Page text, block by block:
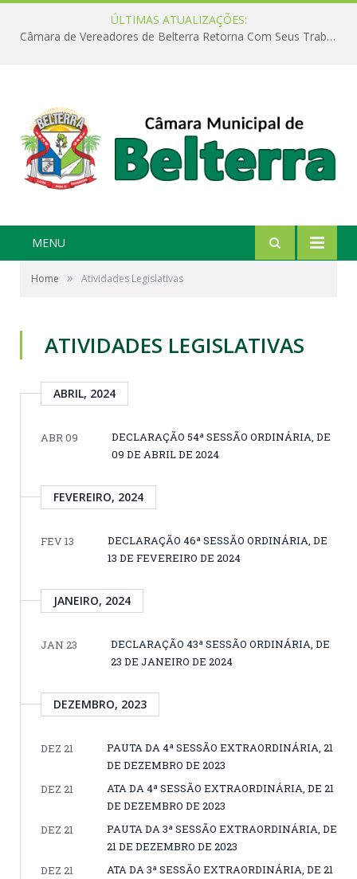
ÚLTIMAS ATUALIZAÇÕES:
Câmara de Vereadores de Belterra Retorna Com Seus Trabalhos Legislativos
MENU
Home » Atividades Legislativas
ATIVIDADES LEGISLATIVAS
ABRIL, 2024
ABR 09
DECLARAÇÃO 54ª SESSÃO ORDINÁRIA, DE
09 DE ABRIL DE 2024
FEVEREIRO, 2024
FEV 13
DECLARAÇÃO 46ª SESSÃO ORDINÁRIA, DE
13 DE FEVEREIRO DE 2024
JANEIRO, 2024
JAN 23
DECLARAÇÃO 43ª SESSÃO ORDINÁRIA, DE
23 DE JANEIRO DE 2024
DEZEMBRO, 2023
DEZ 21
PAUTA DA 4ª SESSÃO EXTRAORDINÁRIA, 21
DE DEZEMBRO DE 2023
DEZ 21
ATA DA 4ª SESSÃO EXTRAORDINÁRIA, DE 21
DE DEZEMBRO DE 2023
DEZ 21
PAUTA DA 3ª SESSÃO EXTRAORDINÁRIA, DE
21 DE DEZEMBRO DE 2023
DEZ 21
ATA DA 3ª SESSÃO EXTRAORDINÁRIA, DE 21